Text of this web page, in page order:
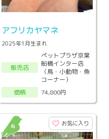
アフリカヤマネ
2025年1月生まれ
販売店
ペットプラザ京葉
船橋インター店
（鳥・小動物・魚
コーナー）
価格
74,800円
お気に入り